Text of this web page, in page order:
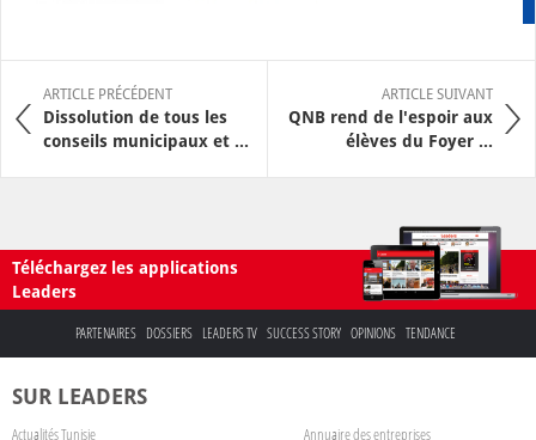
ARTICLE PRÉCÉDENT
Dissolution de tous les
conseils municipaux et ...
ARTICLE SUIVANT
QNB rend de l'espoir aux
élèves du Foyer ...
Téléchargez les applications
Leaders
PARTENAIRES DOSSIERS LEADERS TV SUCCESS STORY OPINIONS TENDANCE
SUR LEADERS
Actualités Tunisie Annuaire des entreprises